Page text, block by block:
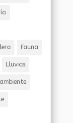
Fauna
Lluvias